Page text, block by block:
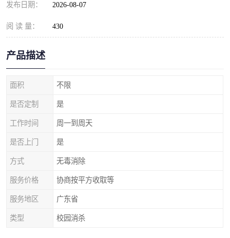
发布日期： 2026-08-07
阅 读 量： 430
产品描述
面积 不限
是否定制 是
工作时间 周一到周天
是否上门 是
方式 无毒消除
服务价格 协商按平方收取等
服务地区 广东省
类型 校园消杀